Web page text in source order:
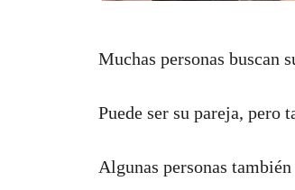
Muchas personas buscan
Puede ser su pareja, pero
Algunas personas